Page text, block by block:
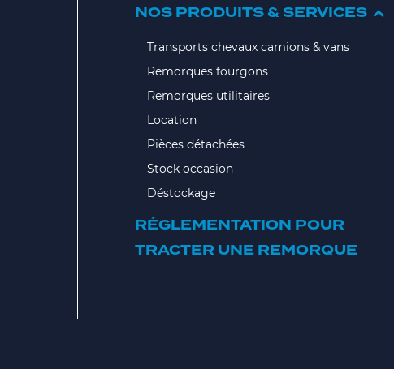
NOS PRODUITS & SERVICES
Transports chevaux camions & vans
Remorques fourgons
Remorques utilitaires
Location
Pièces détachées
Stock occasion
Déstockage
RÉGLEMENTATION POUR
TRACTER UNE REMORQUE